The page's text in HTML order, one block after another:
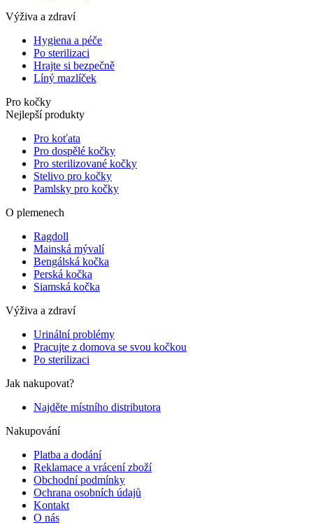
Výživa a zdraví
Hygiena a péče
Po sterilizaci
Hrajte si bezpečně
Líný mazlíček
Pro kočky
Nejlepší produkty
Pro koťata
Pro dospělé kočky
Pro sterilizované kočky
Stelivo pro kočky
Pamlsky pro kočky
O plemenech
Ragdoll
Mainská mývalí
Bengálská kočka
Perská kočka
Siamská kočka
Výživa a zdraví
Urinální problémy
Pracujte z domova se svou kočkou
Po sterilizaci
Jak nakupovat?
Najděte místního distributora
Nakupování
Platba a dodání
Reklamace a vrácení zboží
Obchodní podmínky
Ochrana osobních údajů
Kontakt
O nás